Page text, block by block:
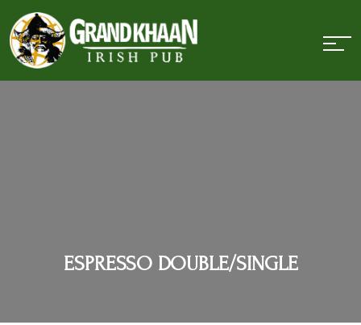
ESPRESSO DOUBLE/SINGLE